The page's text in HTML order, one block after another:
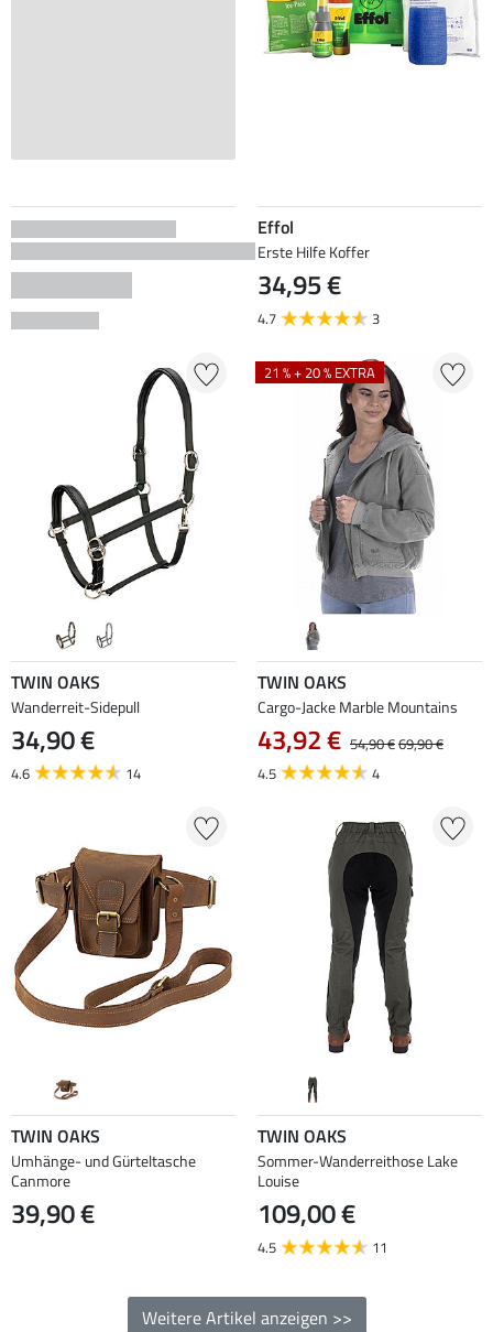
Effol
Erste Hilfe Koffer
34,95 €
4.7 3
TWIN OAKS
Wanderreit-Sidepull
34,90 €
4.6 14
21 % + 20 % EXTRA
TWIN OAKS
Cargo-Jacke Marble Mountains
43,92 € 54,90 €69,90 €
4.5
4
TWIN OAKS
Umhänge- und Gürteltasche
Canmore
39,90 €
TWIN OAKS
Sommer-Wanderreithose Lake
Louise
109,00 €
4.5 11
Weitere Artikel anzeigen >>